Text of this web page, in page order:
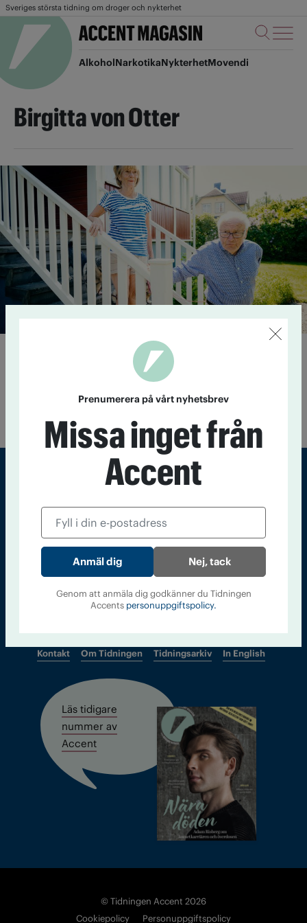
Sveriges största tidning om droger och nykterhet
AlkoholNarkotikaNykterhetMovendi
Birgitta von Otter
”Jag dövade rädslan med alkohol”
Förra våren beslutade sig före detta
finansministern Kjell-Olof Feldt för att ta tag i sitt
alkoholberoende. Nu har han och hustrun Birgitta von Otter
Tidningen Accent, A4, Bondegatan 21, 116 33 Stockholm
accent@iogt.se
Chefredaktör och ansvarig utgivare: Barbro Janson Lundkvist,
Kontakt Om Tidningen Tidningsarkiv In English
Läs tidigare
nummer av
Accent
© Tidningen Accent 2026
Cookiepolicy
Personuppgiftspolicy
Prenumerera på vårt nyhetsbrev
Missa inget från
Accent
Nej, tack
Genom att anmäla dig godkänner du Tidningen
Accents personuppgiftspolicy.